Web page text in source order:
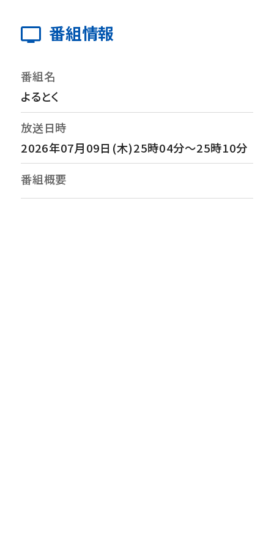
番組情報
番組名
よるとく
放送日時
2026年07月09日(木)25時04分～25時10分
番組概要